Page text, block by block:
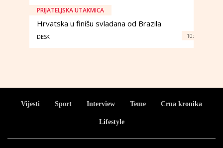
PRIJATELJSKA UTAKMICA
Hrvatska u finišu svladana od Brazila
DESK 10:
Vijesti Sport Interview Teme Crna kronika
Lifestyle